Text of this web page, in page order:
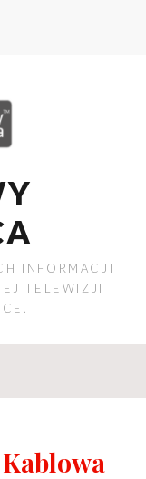
INFORMACJI
TELEWIZJI